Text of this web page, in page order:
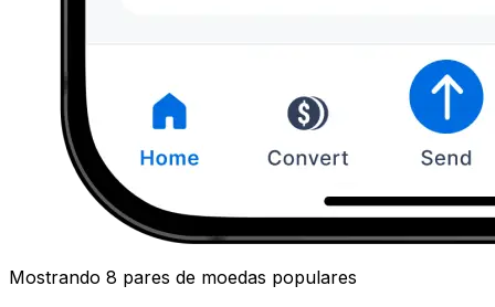
Mostrando 8 pares de moedas populares